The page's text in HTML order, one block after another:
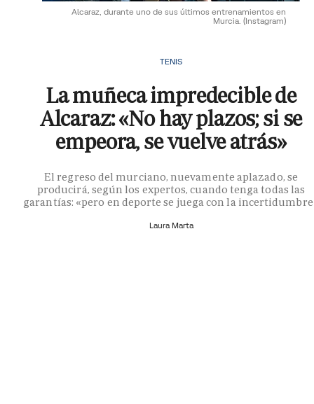
Alcaraz, durante uno de sus últimos entrenamientos en
Murcia. (Instagram)
TENIS
La muñeca impredecible de
Alcaraz: «No hay plazos; si se
empeora, se vuelve atrás»
El regreso del murciano, nuevamente aplazado, se
producirá, según los expertos, cuando tenga todas las
garantías: «pero en deporte se juega con la
Laura Marta